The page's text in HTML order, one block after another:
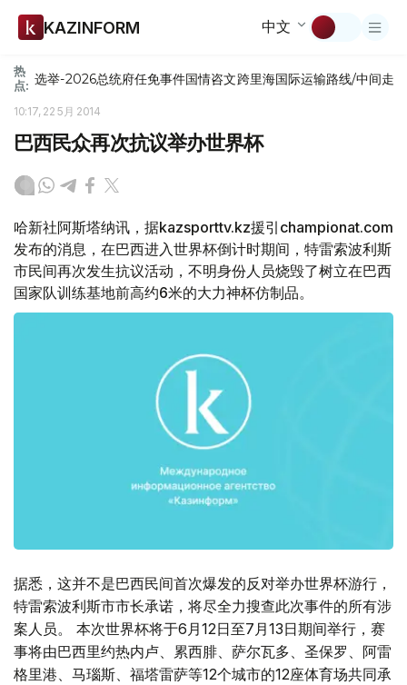
KAZINFORM 中文
热
点: 选举-2026总统府任免事件国情咨文跨里海国际运输路线/中间走廊
10:17, 22 5月 2014
巴西民众再次抗议举办世界杯
哈新社阿斯塔纳讯，据kazsporttv.kz援引championat.com
发布的消息，在巴西进入世界杯倒计时期间，特雷索波利斯
市民间再次发生抗议活动，不明身份人员烧毁了树立在巴西
国家队训练基地前高约6米的大力神杯仿制品。
据悉，这并不是巴西民间首次爆发的反对举办世界杯游行，
特雷索波利斯市市长承诺，将尽全力搜查此次事件的所有涉
案人员。 本次世界杯将于6月12日至7月13日期间举行，赛
事将由巴西里约热内卢、累西腓、萨尔瓦多、圣保罗、阿雷
格里港、马瑙斯、福塔雷萨等12个城市的12座体育场共同承